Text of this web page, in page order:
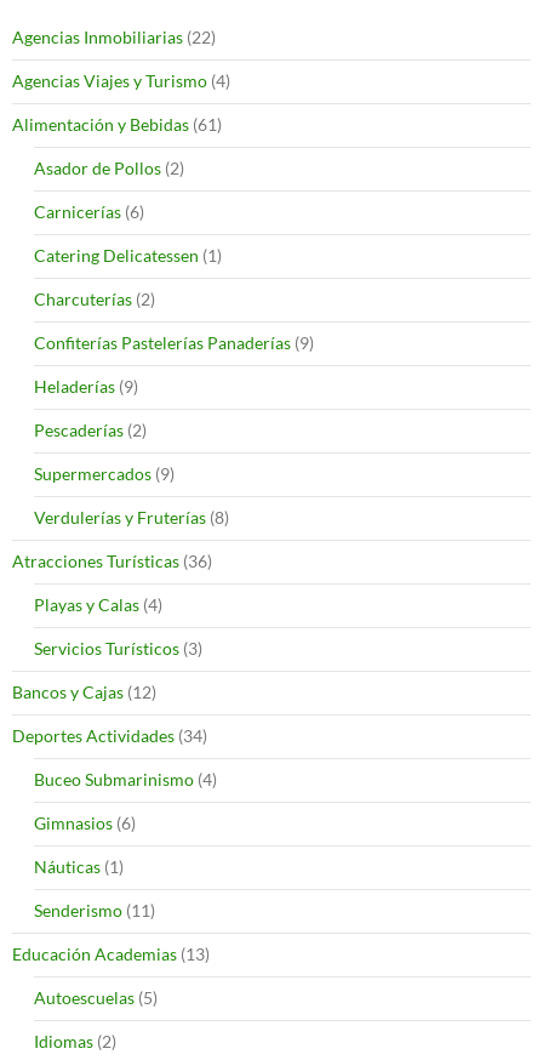
Agencias Inmobiliarias (22)
Agencias Viajes y Turismo (4)
Alimentación y Bebidas (61)
Asador de Pollos (2)
Carnicerías (6)
Catering Delicatessen (1)
Charcuterías (2)
Confiterías Pastelerías Panaderías (9)
Heladerías (9)
Pescaderías (2)
Supermercados (9)
Verdulerías y Fruterías (8)
Atracciones Turísticas (36)
Playas y Calas (4)
Servicios Turísticos (3)
Bancos y Cajas (12)
Deportes Actividades (34)
Buceo Submarinismo (4)
Gimnasios (6)
Náuticas (1)
Senderismo (11)
Educación Academias (13)
Autoescuelas (5)
Idiomas (2)